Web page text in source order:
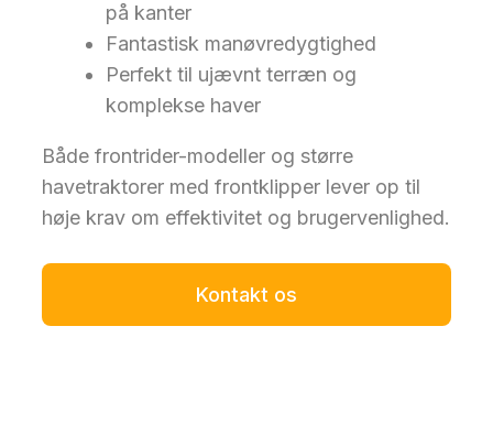
på kanter
Fantastisk manøvredygtighed
Perfekt til ujævnt terræn og
komplekse haver
Både frontrider-modeller og større
havetraktorer med frontklipper lever op til
høje krav om effektivitet og brugervenlighed.
Kontakt os